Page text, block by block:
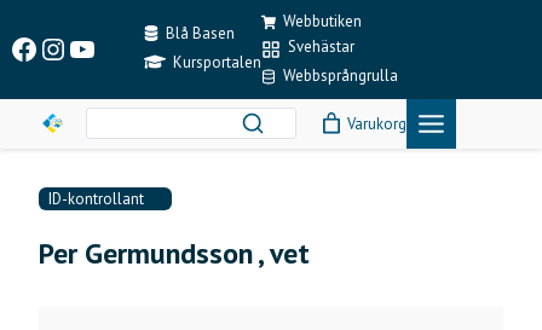
content
Facebook
Instagram
YouTubeBlå Basen
Kursportalen
Webbutiken
Svehästar
Webbsprångrulla
Varukorg
ID-kontrollant
Per Germundsson , vet